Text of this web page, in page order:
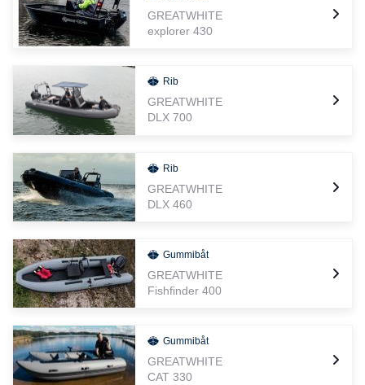
GREATWHITE
explorer 430
Rib
GREATWHITE
DLX 700
Rib
GREATWHITE
DLX 460
Gummibåt
GREATWHITE
Fishfinder 400
Gummibåt
GREATWHITE
CAT 330